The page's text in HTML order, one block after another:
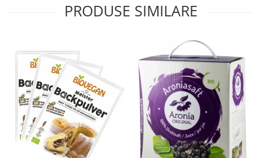
PRODUSE SIMILARE